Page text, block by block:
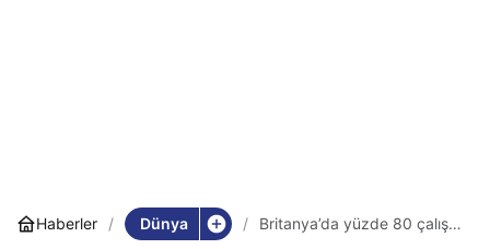
Haberler Dünya
Britanya’da yüzde 80 çalışıp